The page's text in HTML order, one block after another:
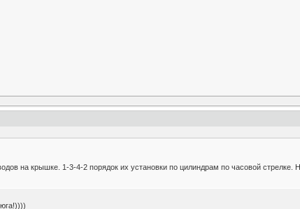
на крышке. 1-3-4-2 порядок их установки по цилиндрам по часовой стрелке.